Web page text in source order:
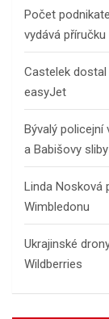
Počet
vydává příručku
Castelek
easyJet
Bývalý
a Babišovy sliby
Linda Nosková
Wimbledonu
Ukrajinské
Wildberries